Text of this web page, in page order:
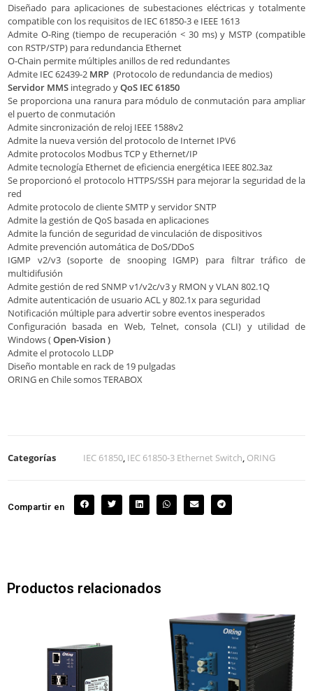
Diseñado para aplicaciones de subestaciones eléctricas y totalmente
compatible con los requisitos de IEC 61850-3 e IEEE 1613
Admite O-Ring (tiempo de recuperación < 30 ms) y MSTP (compatible
con RSTP/STP) para redundancia Ethernet
O-Chain permite múltiples anillos de red redundantes
Admite IEC 62439-2 MRP (Protocolo de redundancia de medios)
Servidor MMS integrado yQoS IEC 61850
Se proporciona una ranura para módulo de conmutación para ampliar
el puerto de conmutación
Admite sincronización de reloj IEEE 1588v2
Admite la nueva versión del protocolo de Internet IPV6
Admite protocolos Modbus TCP y Ethernet/IP
Admite tecnología Ethernet de eficiencia energética IEEE 802.3az
Se proporcionó el protocolo HTTPS/SSH para mejorar la seguridad de la
red
Admite protocolo de cliente SMTP y servidor SNTP
Admite la gestión de QoS basada en aplicaciones
Admite la función de seguridad de vinculación de dispositivos
Admite prevención automática de DoS/DDoS
IGMP v2/v3 (soporte de snooping IGMP) para filtrar tráfico de
multidifusión
Admite gestión de red SNMP v1/v2c/v3 y RMON y VLAN 802.1Q
Admite autenticación de usuario ACL y 802.1x para seguridad
Notificación múltiple para advertir sobre eventos inesperados
Configuración basada en Web, Telnet, consola (CLI) y utilidad de
Windows (Open-Vision )
Admite el protocolo LLDP
Diseño montable en rack de 19 pulgadas
ORING en Chile somos TERABOX
Categorías IEC 61850 IEC 61850-3 Ethernet Switch ORING
Compartir en
Productos relacionados